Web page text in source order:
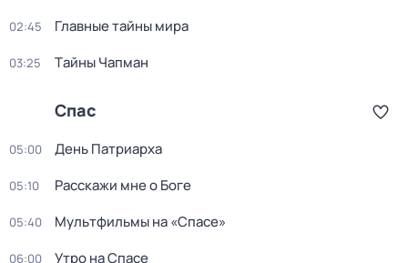
02:45 Главные тайны мира
03:25 Тaйны Чапман
Спас
05:00 День Патриарха
05:10 Расскажи мне о Боге
05:40 Мультфильмы на «Спасе»
06:00 Утро на Спасе